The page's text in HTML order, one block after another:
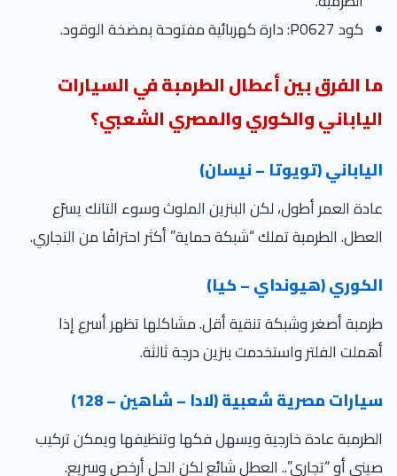
كود P0627: دارة كهربائية مفتوحة بمضخة الوقود.
الفرق بين أعطال الطرمبة في السيارات
والكوري والمصري الشعبي؟
(تويوتا – نيسان)
العمر أطول، لكن البنزين الملوث وسوء التانك يسرّع
الطرمبة تملك “شبكة حماية” أكثر احترافًا من التجاري.
(هيونداي – كيا)
أصغر وشبكة تنقية أقل. مشاكلها تظهر أسرع إذا
الفلتر واستخدمت بنزين درجة ثالثة.
مصرية شعبية (لادا – شاهين – 128)
عادة خارجية ويسهل فكها وتنظيفها ويمكن تركيب
أو “تجاري”.. العطل شائع لكن الحل أرخص وسريع.